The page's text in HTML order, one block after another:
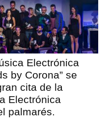
Electrónica
by Corona” se
cita de la
Electrónica
palmarés.